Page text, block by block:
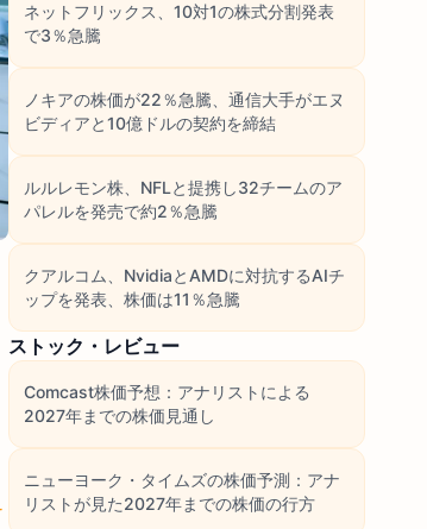
ネットフリックス、10対1の株式分割発表
で3％急騰
ノキアの株価が22％急騰、通信大手がエヌ
ビディアと10億ドルの契約を締結
ルルレモン株、NFLと提携し32チームのア
パレルを発売で約2％急騰
クアルコム、NvidiaとAMDに対抗するAIチ
ップを発表、株価は11％急騰
ストック・レビュー
Comcast株価予想：アナリストによる
2027年までの株価見通し
ニューヨーク・タイムズの株価予測：アナ
リストが見た2027年までの株価の行方